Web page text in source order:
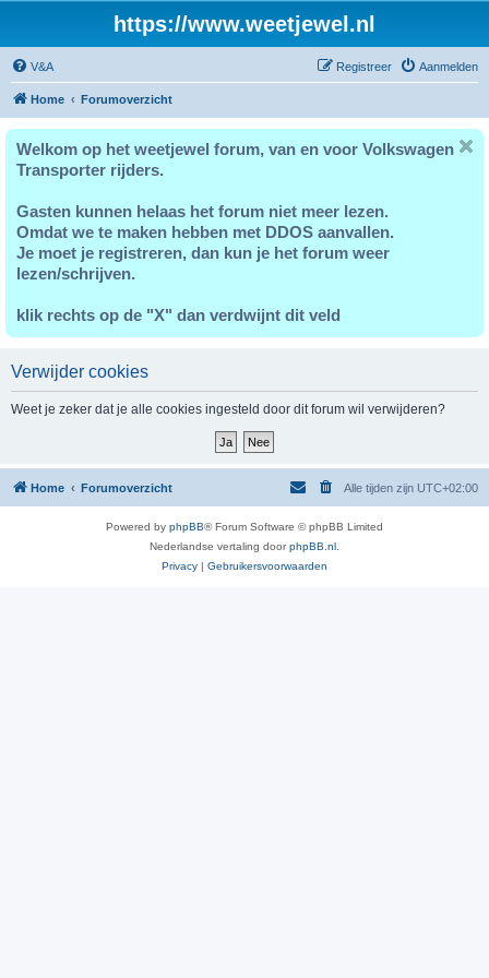
https://www.weetjewel.nl
V&A Aanmelden
Registreer
Home Forumoverzicht
Welkom op het weetjewel forum, van en voor Volkswagen
Transporter rijders.
Gasten kunnen helaas het forum niet meer lezen.
Omdat we te maken hebben met DDOS aanvallen.
Je moet je registreren, dan kun je het forum weer
lezen/schrijven.
klik rechts op de "X" dan verdwijnt dit veld
Verwijder cookies
Weet je zeker dat je alle cookies ingesteld door dit forum wil verwijderen?
Home Forumoverzicht Alle tijden zijn UTC+02:00
Powered by phpBB® Forum Software © phpBB Limited
Nederlandse vertaling doorphpBB.nl
Privacy | Gebruikersvoorwaarden